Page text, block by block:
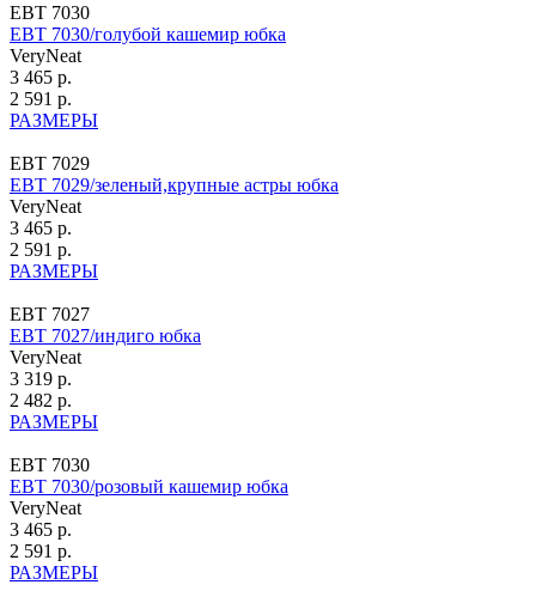
ЕВТ 7030
ЕВТ 7030/голубой кашемир юбка
VeryNeat
3 465 р.
2 591 р.
РАЗМЕРЫ
ЕВТ 7029
ЕВТ 7029/зеленый,крупные астры юбка
VeryNeat
3 465 р.
2 591 р.
РАЗМЕРЫ
ЕВТ 7027
ЕВТ 7027/индиго юбка
VeryNeat
3 319 р.
2 482 р.
РАЗМЕРЫ
ЕВТ 7030
ЕВТ 7030/розовый кашемир юбка
VeryNeat
3 465 р.
2 591 р.
РАЗМЕРЫ